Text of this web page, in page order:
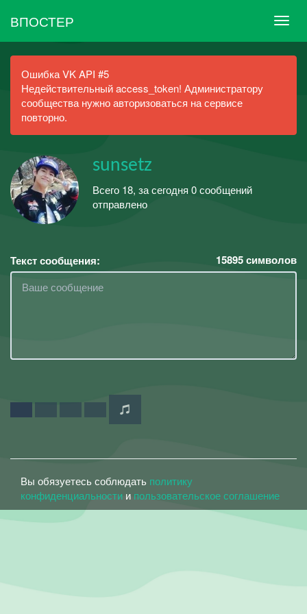
ВПОСТЕР
Ошибка VK API #5
Недействительный access_token! Администратору
сообщества нужно авторизоваться на сервисе
повторно.
sunsetz
Всего 18, за сегодня 0 сообщений
отправлено
Текст сообщения: 15895символов
Вы обязуетесь соблюдать политику
конфиденциальности и пользовательское соглашение